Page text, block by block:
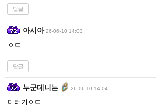
답글
아시아 26-06-10 14:03
ㅇㄷ
답글
누군데니는 26-06-10 14:04
미터기ㅇㄷ